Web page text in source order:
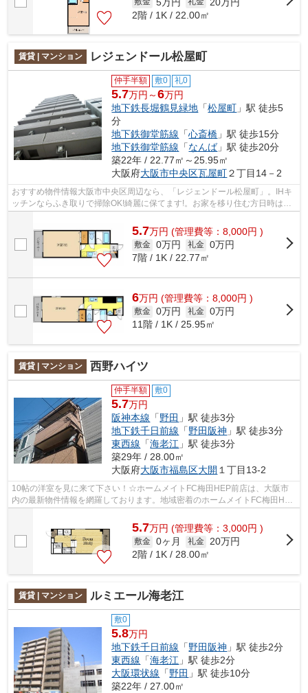
2階 / 1K / 22.00㎡
賃貸 | マンション レジェンドール松屋町
仲手半額 敷0 礼0
5.7万円～6万円
地下鉄長堀鶴見緑地 「松屋町 」駅 徒歩5
分
地下鉄御堂筋線 「心斎橋 」駅 徒歩15分
地下鉄御堂筋線 「なんば」駅 徒歩20分
築22年 / 22.77㎡～25.95㎡
大阪府大阪市中央区瓦屋町２丁目14－2
おすすめ物件情報大阪市中央区周辺なら、「レジェンドール松屋町」。IHキ
ッチンならふき取りで掃除OK!綺麗に保てます!。お家を移り住む方日時は私
たちにご相談してくださいね。地上11...
5.7万円 (管理費等：8,000円 )
敷金 0万円 礼金 0万円
7階 / 1K / 22.77㎡
6万円 (管理費等：8,000円 )
敷金 0万円 礼金 0万円
11階 / 1K / 25.95㎡
賃貸 | マンション 西野ハイツ
仲手半額 敷0
5.7万円
阪神本線 「野田 」駅 徒歩3分
地下鉄千日前線 「野田阪神 」駅 徒歩3分
東西線 「海老江 」駅 徒歩3分
築29年 / 28.00㎡
大阪府大阪市福島区大開 １丁目13-2
10帖の洋室を見に来て下さい！☆ホームメイトFC梅田HEP前店は、大阪市
内の最新物件情報を網羅しております。地域密着のホームメイトFC梅田HEP
前店だからできるお部屋探し品質であなたの...
5.7万円 (管理費等：3,000円 )
敷金 0ヶ月 礼金
20万円
2階 / 1K / 28.00㎡
賃貸 | マンション ルミエール海老江
敷0
5.8万円
地下鉄千日前線 「野田阪神 」駅 徒歩2分
東西線 「海老江 」駅 徒歩2分
大阪環状線 「野田 」駅 徒歩10分
築22年 / 27.00㎡